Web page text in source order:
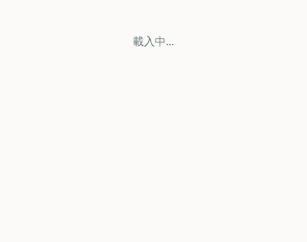
載入中...